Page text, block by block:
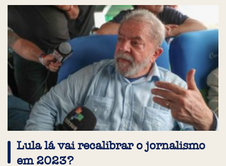
Lula lá vai recalibrar o jornalismo
em 2023?